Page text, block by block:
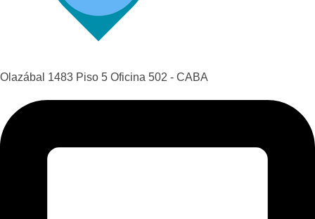
Olazábal 1483 Piso 5 Oficina 502 - CABA